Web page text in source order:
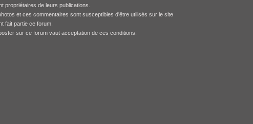
propriétaires de leurs publications.
et ces commentaires sont susceptibles d'être utilisés sur le site
fait partie ce forum.
sur ce forum vaut acceptation de ces conditions.